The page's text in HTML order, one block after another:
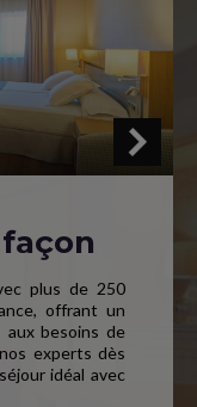
plus de 250
offrant un
aux besoins de
experts dès
idéal avec